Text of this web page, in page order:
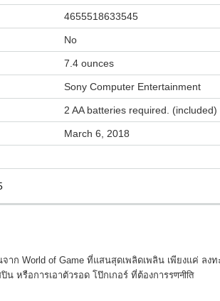
4655518633545
No
7.4 ounces
Sony Computer Entertainment
2 AA batteries required. (included)
March 6, 2018
าก World of Game ที่แสนสุดเพลิดเพลิน เพียงแค่ ล
หรือการเอาตัวรอด โป๊กเกอร์ ที่ต้องการรणनीति